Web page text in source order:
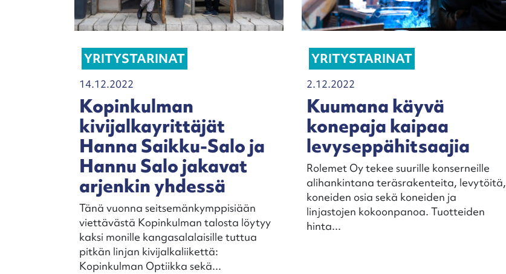
YRITYSTARINAT
14.12.2022
Kopinkulman
kivijalkayrittäjät
Hanna Saikku-Salo ja
Hannu Salo jakavat
arjenkin yhdessä
Tänä vuonna seitsemänkymppisiään
viettävästä Kopinkulman talosta löytyy
kaksi monille kangasalalaisille tuttua
pitkän linjan kivijalkaliikettä:
Kopinkulman Optiikka sekä...
YRITYSTARINAT
2.12.2022
Kuumana käyvä
konepaja kaipaa
levyseppähitsaajia
Rolemet Oy tekee suurille konserneille
alihankintana teräsrakenteita, levytöitä,
koneiden osia sekä koneiden ja
linjastojen kokoonpanoa. Tuotteiden
hinta...